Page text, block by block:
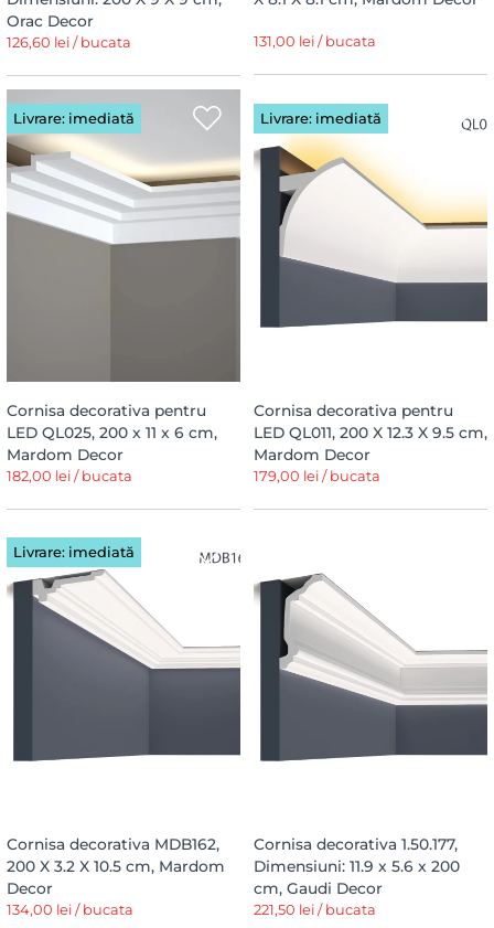
Orac Decor
126,60 lei / bucata 131,00 lei / bucata
Livrare: imediată
Cornisa decorativa pentru
LED QL025, 200 x 11 x 6 cm,
Mardom Decor
182,00 lei / bucata
Livrare: imediată
Cornisa decorativa pentru
LED QL011, 200 X 12.3 X 9.5 cm,
Mardom Decor
179,00 lei / bucata
Livrare: imediată
Cornisa decorativa MDB162,
200 X 3.2 X 10.5 cm, Mardom
Decor
134,00 lei / bucata
Cornisa decorativa 1.50.177,
Dimensiuni: 11.9 x 5.6 x 200
cm, Gaudi Decor
221,50 lei / bucata